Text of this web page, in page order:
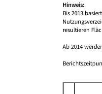
Hinweis:
Bis 2013
resultieren
Ab 2014